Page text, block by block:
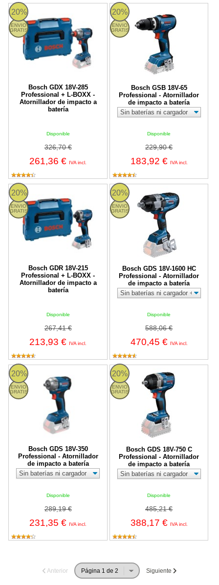
20%
ENVIO
GRATIS
Bosch GDX 18V-285
Professional + L-BOXX -
Atornillador de impacto a
batería
Disponible
326,70 €
261,36 € IVA incl.
Bosch GDX 18V-285 Professional + L-BOXX - Atornillador de
20%
ENVIO
GRATIS
Bosch GSB 18V-65
Professional - Atornillador
de impacto a batería
Disponible
229,90 €
183,92 € IVA incl.
Bosch GSB 18V-65 Professional
20%
ENVIO
GRATIS
Bosch GDR 18V-215
Professional + L-BOXX -
Atornillador de impacto a
batería
Disponible
267,41 €
213,93 € IVA incl.
Bosch GDR 18V-215 Professional + L-BOXX - Atornillador de
20%
ENVIO
GRATIS
Bosch GDS 18V-1600 HC
Professional - Atornillador
de impacto a batería
Disponible
588,06 €
470,45 € IVA incl.
Bosch GDS 18V-1600 HC
20%
ENVIO
GRATIS
Bosch GDS 18V-350
Professional - Atornillador
de impacto a batería
Disponible
289,19 €
231,35 € IVA incl.
Bosch GDS 18V-350 Professional - Atornillador de impacto a
20%
ENVIO
GRATIS
Bosch GDS 18V-750 C
Professional - Atornillador
de impacto a batería
Disponible
485,21 €
388,17 € IVA incl.
Bosch GDS 18V-750 C
Anterior Siguiente